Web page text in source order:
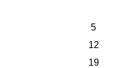
5
12
19